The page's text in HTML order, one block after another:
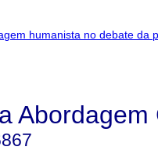
Abordagem